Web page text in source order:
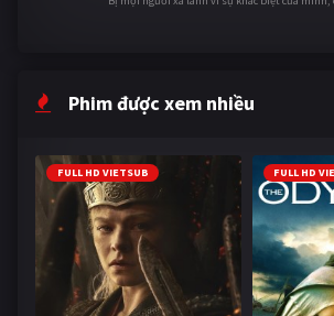
Phim được xem nhiều
FULL HD VIETSUB FULL HD